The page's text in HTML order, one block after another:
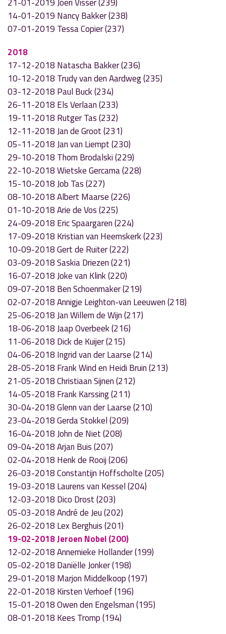
21-01-2019 Joeri Visser (239)
14-01-2019 Nancy Bakker (238)
07-01-2019 Tessa Copier (237)
2018
17-12-2018 Natascha Bakker (236)
10-12-2018 Trudy van den Aardweg (235)
03-12-2018 Paul Buck (234)
26-11-2018 Els Verlaan (233)
19-11-2018 Rutger Tas (232)
12-11-2018 Jan de Groot (231)
05-11-2018 Jan van Liempt (230)
29-10-2018 Thom Brodalski (229)
22-10-2018 Wietske Gercama (228)
15-10-2018 Job Tas (227)
08-10-2018 Albert Maarse (226)
01-10-2018 Arie de Vos (225)
24-09-2018 Eric Spaargaren (224)
17-09-2018 Kristian van Heemskerk (223)
10-09-2018 Gert de Ruiter (222)
03-09-2018 Saskia Driezen (221)
16-07-2018 Joke van Klink (220)
09-07-2018 Ben Schoenmaker (219)
02-07-2018 Annigje Leighton-van Leeuwen (218)
25-06-2018 Jan Willem de Wijn (217)
18-06-2018 Jaap Overbeek (216)
11-06-2018 Dick de Kuijer (215)
04-06-2018 Ingrid van der Laarse (214)
28-05-2018 Frank Wind en Heidi Bruin (213)
21-05-2018 Christiaan Sijnen (212)
14-05-2018 Frank Karssing (211)
30-04-2018 Glenn van der Laarse (210)
23-04-2018 Gerda Stokkel (209)
16-04-2018 John de Niet (208)
09-04-2018 Arjan Buis (207)
02-04-2018 Henk de Rooij (206)
26-03-2018 Constantijn Hoffscholte (205)
19-03-2018 Laurens van Kessel (204)
12-03-2018 Dico Drost (203)
05-03-2018 André de Jeu (202)
26-02-2018 Lex Berghuis (201)
19-02-2018 Jeroen Nobel (200)
12-02-2018 Annemieke Hollander (199)
05-02-2018 Daniëlle Jonker (198)
29-01-2018 Marjon Middelkoop (197)
22-01-2018 Kirsten Verhoef (196)
15-01-2018 Owen den Engelsman (195)
08-01-2018 Kees Tromp (194)